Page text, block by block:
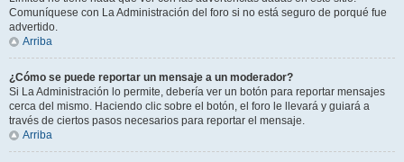
Comuníquese con La Administración del foro si no está seguro de porqué fue
advertido.
Arriba
¿Cómo se puede reportar un mensaje a un moderador?
Si La Administración lo permite, debería ver un botón para reportar mensajes
cerca del mismo. Haciendo clic sobre el botón, el foro le llevará y guiará a
través de ciertos pasos necesarios para reportar el mensaje.
Arriba